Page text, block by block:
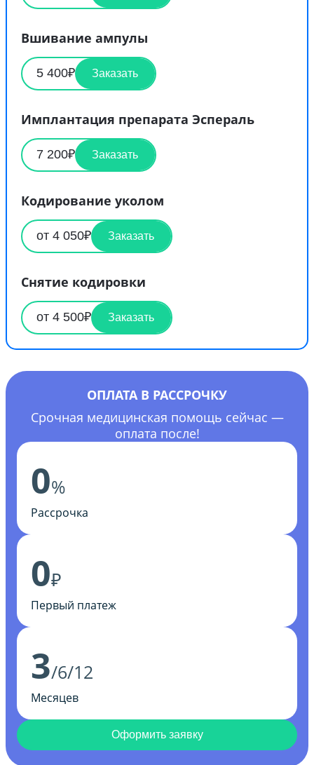
Вшивание ампулы
5 400₽ Заказать
Имплантация препарата Эспераль
7 200₽ Заказать
Кодирование уколом
от 4 050₽ Заказать
Снятие кодировки
от 4 500₽ Заказать
ОПЛАТА В РАССРОЧКУ
Срочная медицинская помощь сейчас —
оплата после!
0%
Рассрочка
0₽
Первый платеж
3/6/12
Месяцев
Оформить заявку